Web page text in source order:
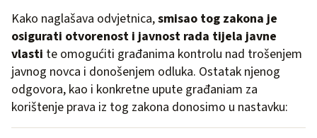
Kako naglašava odvjetnica,smisao tog zakona je
osigurati otvorenost i javnost rada tijela javne
vlasti te omogućiti građanima kontrolu nad trošenjem
javnog novca i donošenjem odluka. Ostatak njenog
odgovora, kao i konkretne upute građaniam za
korištenje prava iz tog zakona donosimo u nastavku: